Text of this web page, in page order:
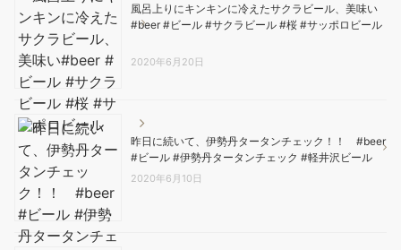
風呂上りにキンキンに冷えたサクラビール、美味い️
#beer #ビール #サクラビール #桜 #サッポロビール
2020年6月20日
昨日に続いて、伊勢丹タータンチェック！！ #beer
#ビール #伊勢丹タータンチェック #軽井沢ビール
2020年6月10日